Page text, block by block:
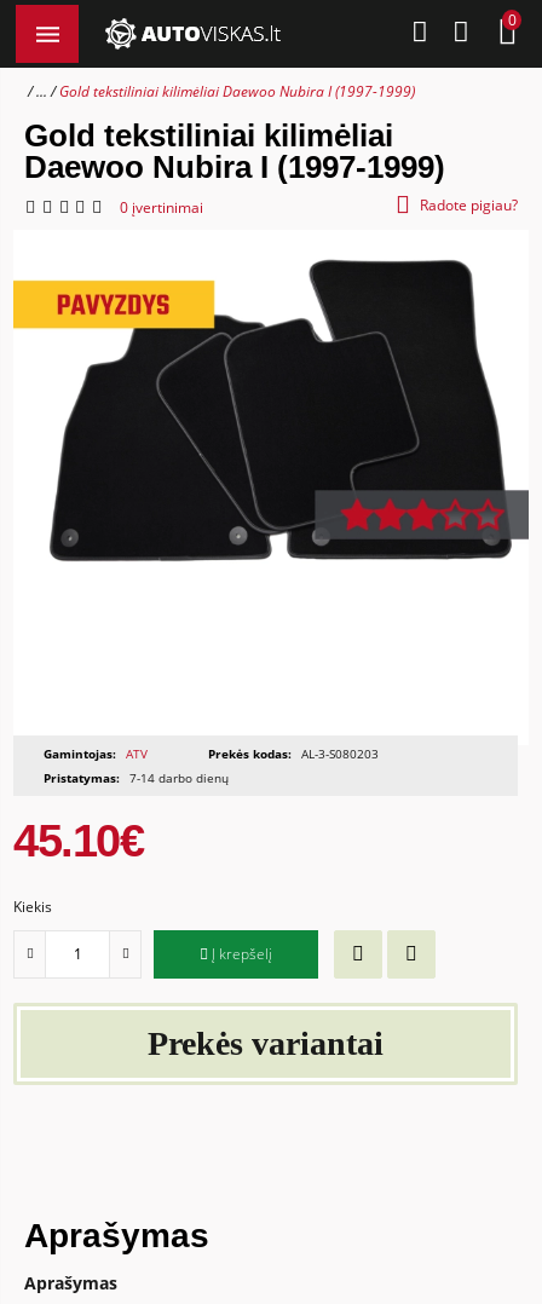
0
... Gold tekstiliniai kilimėliai Daewoo Nubira I (1997-1999)
Gold tekstiliniai kilimėliai
Daewoo Nubira I (1997-1999)
0 įvertinimai Radote pigiau?
Gamintojas: ATV Prekės kodas: AL-3-S080203
Pristatymas: 7-14 darbo dienų
45.10€
Kiekis
Į krepšelį
Prekės variantai
Aprašymas
Aprašymas